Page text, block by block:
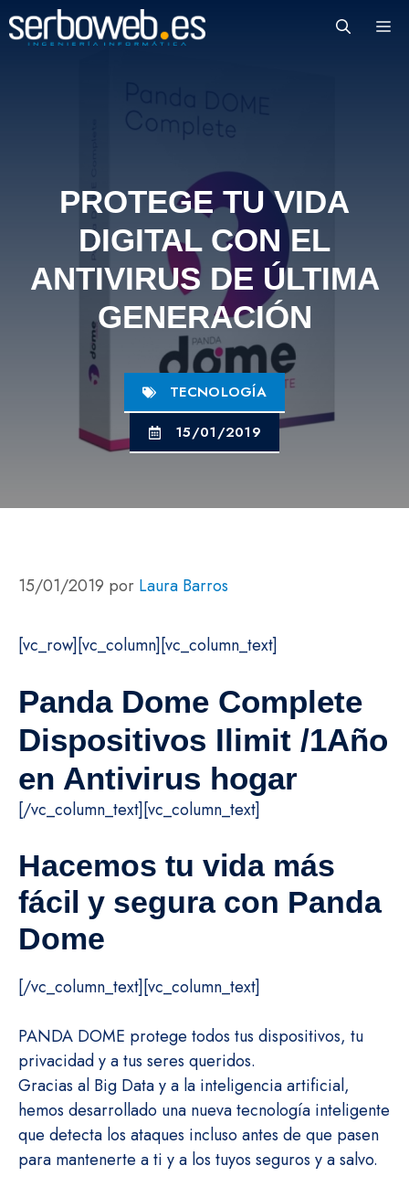
Saltar
al
PROTEGE TU VIDA
DIGITAL CON EL
ANTIVIRUS DE ÚLTIMA
GENERACIÓN
TECNOLOGÍA
15/01/2019
15/01/2019 por Laura Barros
[vc_row][vc_column][vc_column_text]
Panda Dome Complete
Dispositivos Ilimit /1Año
en Antivirus hogar
[/vc_column_text][vc_column_text]
Hacemos tu vida más
fácil y segura con Panda
Dome
[/vc_column_text][vc_column_text]
PANDA DOME protege todos tus dispositivos, tu
privacidad y a tus seres queridos.
Gracias al Big Data y a la inteligencia artificial,
hemos desarrollado una nueva tecnología inteligente
que detecta los ataques incluso antes de que pasen
para mantenerte a ti y a los tuyos seguros y a salvo.